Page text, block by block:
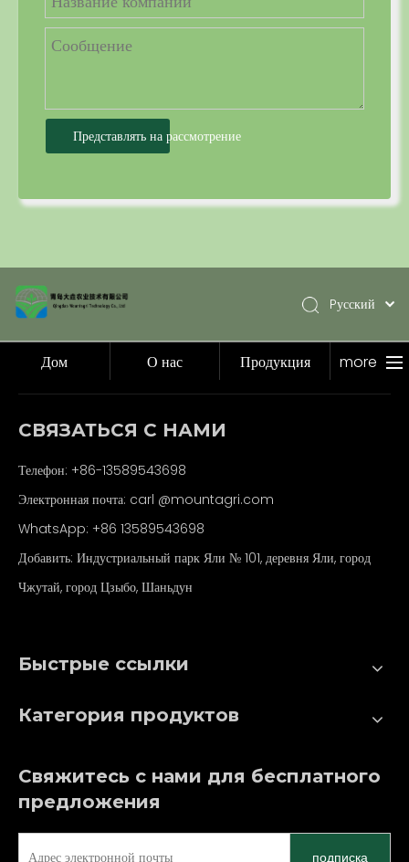
Представлять на рассмотрение
Дом
О нас
Продукция
Приложение
Видео
Новости
Связаться с нами
Pусский
简体中文
Дом О нас Продукция more
СВЯЗАТЬСЯ С НАМИ
Телефон: +86-13589543698
Электронная почта: carl @mountagri.com
WhatsApp: +86 13589543698
Добавить: Индустриальный парк Яли № 101, деревня Яли, город
Чжутай, город Цзыбо, Шаньдун
Быстрые ссылки
Категория продуктов
Свяжитесь с нами для бесплатного
предложения
подписка